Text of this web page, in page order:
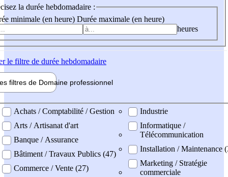
la durée hebdomadaire :
minimale (en heure) Durée maximale (en heure)
heures
le filtre de durée hebdomadaire
filtres de Domaine professionnel
professionel
Achats / Comptabilité / Gestion
Arts / Artisanat d'art
Banque / Assurance
Bâtiment / Travaux Publics (47)
Commerce / Vente (27)
Industrie
Informatique /
Télécommunication
Installation / Maintenance
Marketing / Stratégie
commerciale